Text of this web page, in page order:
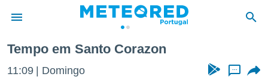
Tempo em Santo Corazon
11:09 Domingo ...